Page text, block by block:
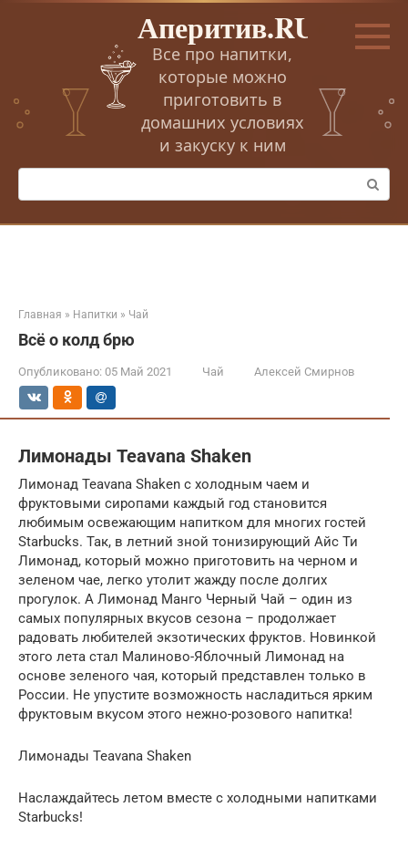
Перейти
Аперитив.RU
Все про напитки,
которые можно
приготовить в
домашних условиях
и закуску к ним
Поиск:
Главная » Напитки » Чай
Всё о колд брю
Опубликовано: 05 Май 2021 Чай Алексей Смирнов
Лимонады Teavana Shaken
Лимонад Teavana Shaken с холодным чаем и
фруктовыми сиропами каждый год становится
любимым освежающим напитком для многих гостей
Starbucks. Так, в летний зной тонизирующий Айс Ти
Лимонад, который можно приготовить на черном и
зеленом чае, легко утолит жажду после долгих
прогулок. А Лимонад Манго Черный Чай – один из
самых популярных вкусов сезона – продолжает
радовать любителей экзотических фруктов. Новинкой
этого лета стал Малиново-Яблочный Лимонад на
основе зеленого чая, который представлен только в
России. Не упустите возможность насладиться ярким
фруктовым вкусом этого нежно-розового напитка!
Лимонады Teavana Shaken
Наслаждайтесь летом вместе с холодными напитками
Starbucks!